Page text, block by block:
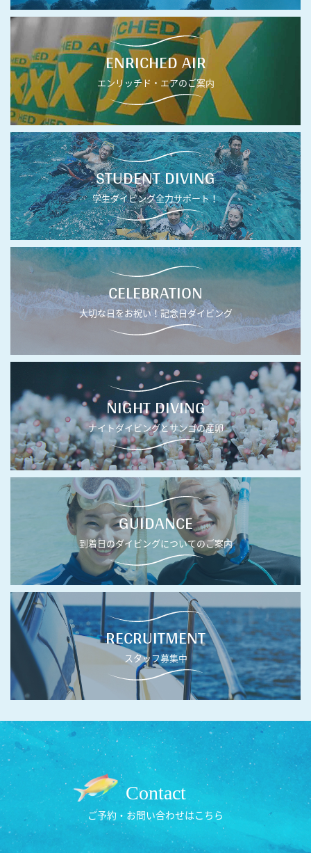
ENRICHED AIR
エンリッチド・エアのご案内
STUDENT DIVING
学生ダイビング全力サポート！
CELEBRATION
大切な日をお祝い！記念日ダイビング
NIGHT DIVING
ナイトダイビングとサンゴの産卵
GUIDANCE
到着日のダイビングについてのご案内
RECRUITMENT
スタッフ募集中
Contact
ご予約・お問い合わせはこちら